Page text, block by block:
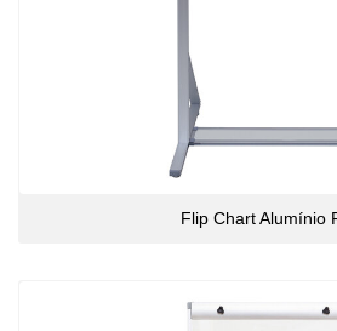
Flip Chart Alumínio